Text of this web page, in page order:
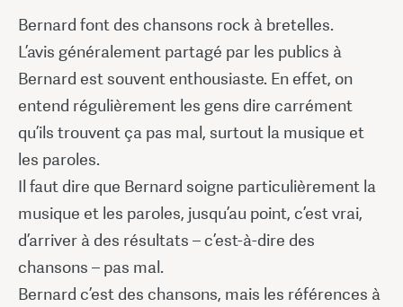
Bernard font des chansons rock à bretelles.
L’avis généralement partagé par les publics à
Bernard est souvent enthousiaste. En effet, on
entend régulièrement les gens dire carrément
qu’ils trouvent ça pas mal, surtout la musique et
les paroles.
Il faut dire que Bernard soigne particulièrement la
musique et les paroles, jusqu’au point, c’est vrai,
d’arriver à des résultats – c’est-à-dire des
chansons – pas mal.
Bernard c’est des chansons, mais les références à